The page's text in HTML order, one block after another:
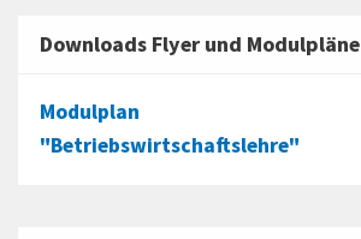
Downloads Flyer und Modulpläne
Modulplan
"Betriebswirtschaftslehre"